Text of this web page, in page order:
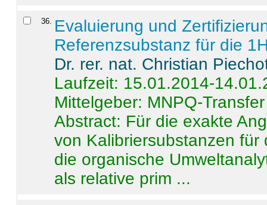
36. Evaluierung und
Referenzsubstanz für die
Dr. rer. nat. Christian
Laufzeit: 15.01.2014-
Mittelgeber: MNPQ-Transfer
Abstract: Für die exakte
von Kalibriersubstanzen
die organische
als relative prim ...